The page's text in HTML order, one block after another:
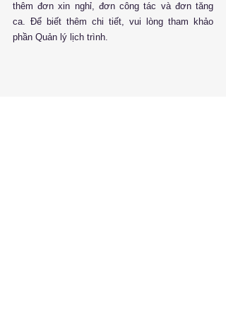
thêm đơn xin nghỉ, đơn công tác và đơn tăng
ca. Để biết thêm chi tiết, vui lòng tham khảo
phần Quản lý lịch trình.